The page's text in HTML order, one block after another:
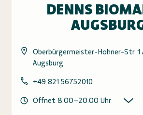
DENNS
Oberbürgermeister-Hohner-Str. 1
Augsburg
+49 821 56752010
Öffnet 8.00–20.00 Uhr